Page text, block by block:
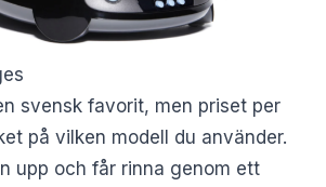
svensk favorit, men priset per
på vilken modell du använder.
upp och får rinna genom ett